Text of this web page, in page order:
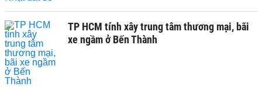
TP HCM tính xây trung tâm thương mại, bãi
xe ngầm ở Bến Thành